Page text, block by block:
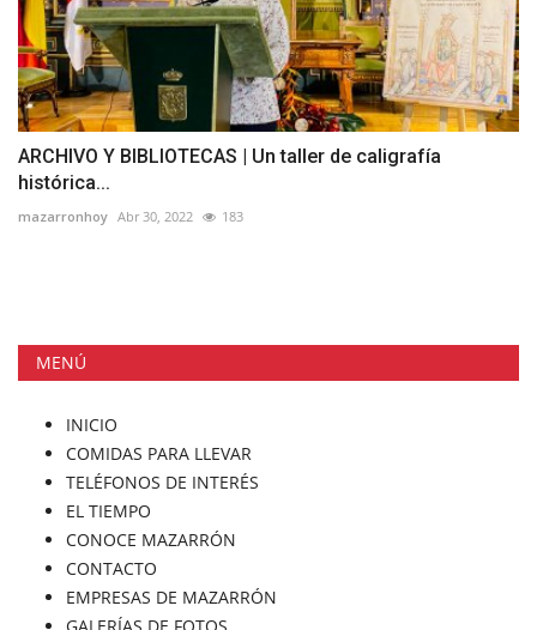
ARCHIVO Y BIBLIOTECAS | Un taller de caligrafía
histórica...
mazarronhoy Abr 30, 2022 183
MENÚ
INICIO
COMIDAS PARA LLEVAR
TELÉFONOS DE INTERÉS
EL TIEMPO
CONOCE MAZARRÓN
CONTACTO
EMPRESAS DE MAZARRÓN
GALERÍAS DE FOTOS